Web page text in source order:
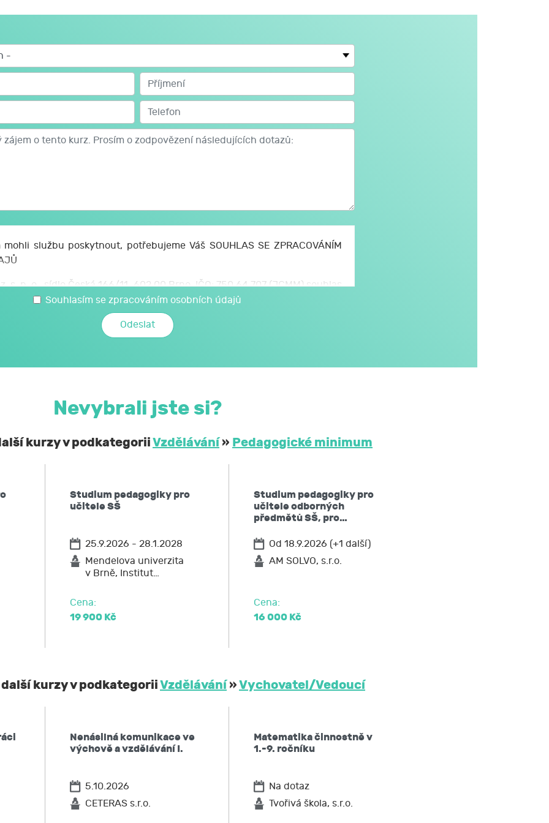
službu poskytnout, potřebujeme Váš SOUHLAS SE ZPRACOVÁNÍM
s. p. o., sídlo Česká 166/11, 602 00 Brno, IČO: 750 64 707 (JCMM) souhlas
svých osobních a citlivých údajů, které jsem uvedl/a v tomto formuláři,
poskytnu při kariérovém poradenství realizovaném JCMM.
a citlivými údaji může JCMM nakládat způsobem a v největším rozsahu
osobních údajů č. 2016/679, a to za účelem mé účasti na aktivitách
a citlivé údaje neposkytne bez mého souhlasu třetím osobám
a nadřízených orgánů. Svůj souhlas uděluji JCMM na dobu
JCMM informaci, jaké moje osobní údaje zpracovává, žádat si kopii
omezení zpracování,
JCMM výmaz těchto osobních údajů
Souhlasím se zpracováním osobních údajů
Nevybrali jste si?
kurzy v podkategoriiVzdělávání» Pedagogické minimum
Studium pedagogiky pro
učitele SŠ
25.9.2026 - 28.1.2028
Mendelova univerzita
v Brně, Institut…
Cena:
19 900 Kč
Studium pedagogiky pro
učitele odborných
předmětů SŠ, pro…
Od 18.9.2026 (+1 další)
AM SOLVO, s.r.o.
Cena:
16 000 Kč
kurzy v podkategoriiVzdělávání»Vychovatel/Vedoucí
Nenásilná komunikace ve
výchově a vzdělávání I.
5.10.2026
CETERAS s.r.o.
Matematika činnostně v
1.-9. ročníku
Na dotaz
Tvořivá škola, s.r.o.